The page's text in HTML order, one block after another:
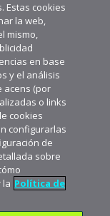
S.L.U.
Estas cookies
la web,
mismo,
en base
y el análisis
acens (por
o links
cookies
configurarlas
de
sobre
la Política de